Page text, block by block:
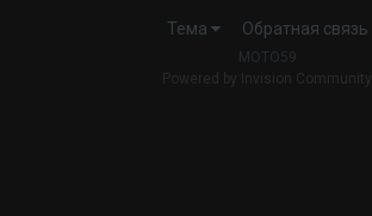
Тема Обратная связь
MOTO59
Powered by Invision Community